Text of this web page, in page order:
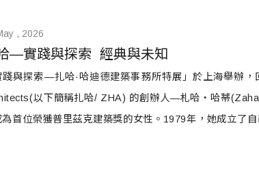
, 2026
—實踐與探索  經典與未知
踐與探索—扎哈·哈迪德建築事務所特展」於上海舉辦
以下簡稱扎哈/ ZHA) 的創辦人—札哈‧哈蒂(Zaha
為首位榮獲普里茲克建築獎的女性。1979年，她成立了